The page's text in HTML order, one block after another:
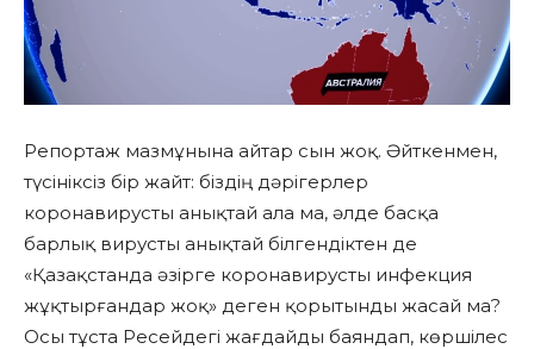
Репортаж мазмұнына айтар сын жоқ. Әйткенмен,
түсініксіз бір жайт: біздің дәрігерлер
коронавирусты анықтай ала ма, әлде басқа
барлық вирусты анықтай білгендіктен де
«Қазақстанда әзірге коронавирусты инфекция
жұқтырғандар жоқ» деген қорытынды жасай ма?
Осы тұста Ресейдегі жағдайды баяндап, көршілес